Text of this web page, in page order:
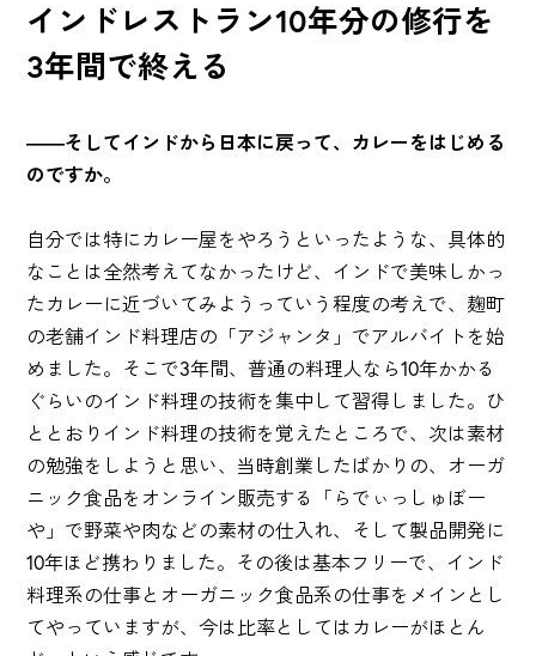
インドレストラン10年分の修行を
3年間で終える
――そしてインドから日本に戻って、カレーをはじめる
のですか。
自分では特にカレー屋をやろうといったような、具体的
なことは全然考えてなかったけど、インドで美味しかっ
たカレーに近づいてみようっていう程度の考えで、麹町
の老舗インド料理店の「アジャンタ」でアルバイトを始
めました。そこで3年間、普通の料理人なら10年かかる
ぐらいのインド料理の技術を集中して習得しました。ひ
ととおりインド料理の技術を覚えたところで、次は素材
の勉強をしようと思い、当時創業したばかりの、オーガ
ニック食品をオンライン販売する「らでぃっしゅぼー
や」で野菜や肉などの素材の仕入れ、そして製品開発に
10年ほど携わりました。その後は基本フリーで、インド
料理系の仕事とオーガニック食品系の仕事をメインとし
てやっていますが、今は比率としてはカレーがほとん